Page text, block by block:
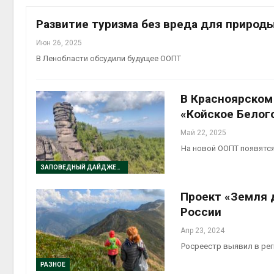
Развитие туризма без вреда для
Июн 26, 2025
В Ленобласти обсудили будущее ООПТ
ЗАПОВЕДНЫЙ ДАЙДЖЕСТ
В
«Койское
Май 22, 2025
На новой ООПТ
РАЗНОЕ
Проект «Земля
России
Апр 23, 2024
Росреестр выявил в
Авг 6,
Авг 6,